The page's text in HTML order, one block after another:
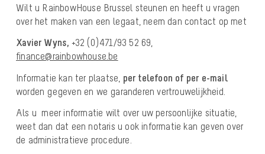
Wilt u RainbowHouse Brussel steunen en heeft u vragen
over het maken van een legaat, neem dan contact op met
Xavier Wyns, +32 (0)471/93 52 69,
finance@rainbowhouse.be
Informatie kan ter plaatse, per telefoon of per e-mail
worden gegeven en we garanderen vertrouwelijkheid.
Als u meer informatie wilt over uw persoonlijke situatie,
weet dan dat een notaris u ook informatie kan geven over
de administratieve procedure.